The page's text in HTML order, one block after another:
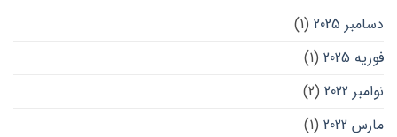
دسامبر 2025
(1)
فوریه 2025
(1)
نوامبر 2022
(2)
مارس 2022
(1)